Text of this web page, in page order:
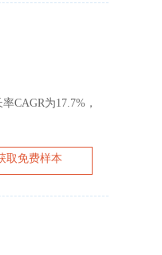
CAGR为17.7%，
取免费样本